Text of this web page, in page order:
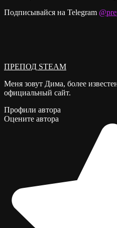
Подписывайся на Telegram
ПРЕПОД STEAM
Меня зовут Дима, более
официальный сайт.
Профили автора
Оцените автора